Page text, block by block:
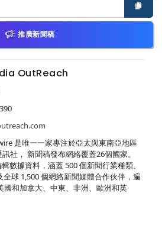
推廣新聞稿
OutReach
是唯一一家專注於亞太與東南亞地區
社， 新聞稿發布網絡覆蓋26個國家。
數據資料，涵蓋 500 個新聞行業種類、
球 1,500 個網絡新聞媒體合作伙伴，遍
國和加拿大、中東、非洲、歐洲和英